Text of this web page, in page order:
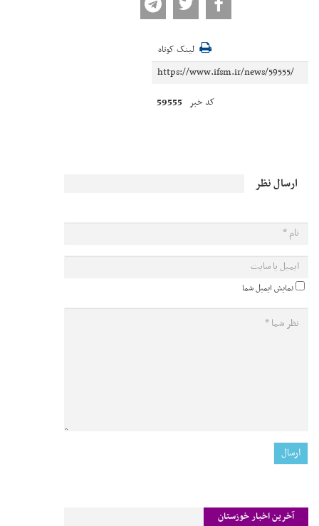
لینک کوتاه
کد خبر 59555
ارسال نظر
نمایش ایمیل شما
آخرین اخبار خوزستان